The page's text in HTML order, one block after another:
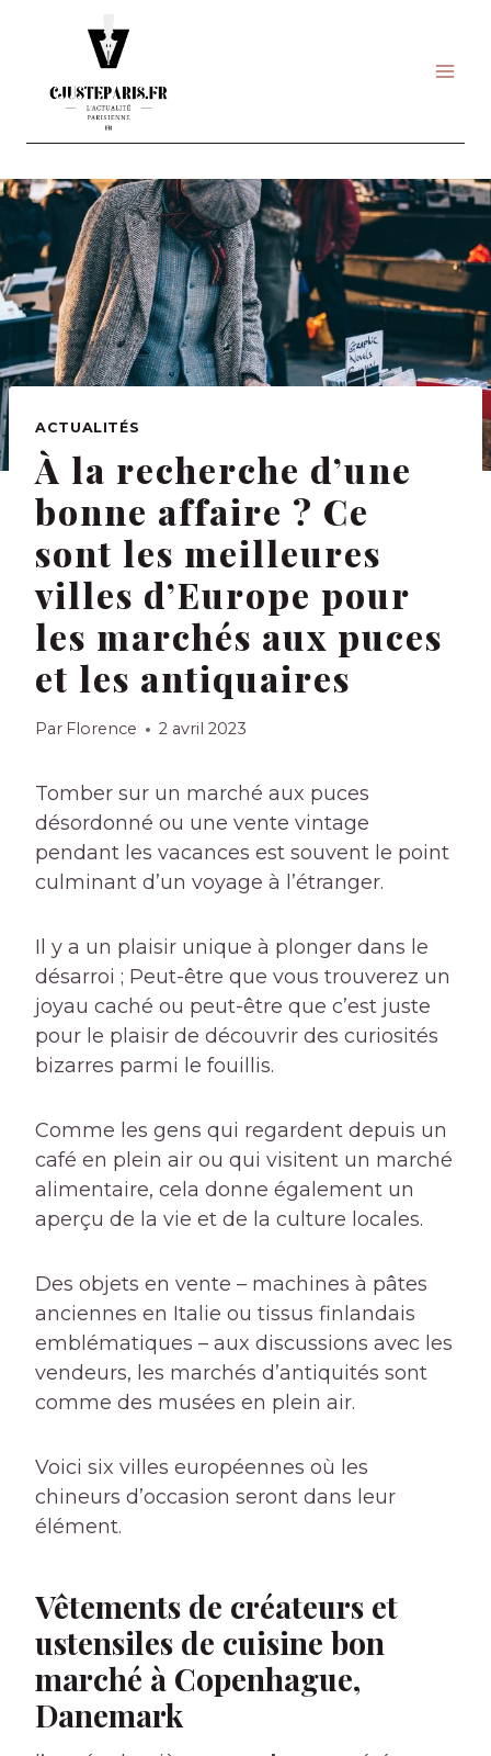
ACTUALITÉS
À la recherche d’une
bonne affaire ? Ce
sont les meilleures
villes d’Europe pour
les marchés aux puces
et les antiquaires
Par Florence 2 avril 2023
Tomber sur un marché aux puces
désordonné ou une vente vintage
pendant les vacances est souvent le point
culminant d’un voyage à l’étranger.
Il y a un plaisir unique à plonger dans le
désarroi ; Peut-être que vous trouverez un
joyau caché ou peut-être que c’est juste
pour le plaisir de découvrir des curiosités
bizarres parmi le fouillis.
Comme les gens qui regardent depuis un
café en plein air ou qui visitent un marché
alimentaire, cela donne également un
aperçu de la vie et de la culture locales.
Des objets en vente – machines à pâtes
anciennes en Italie ou tissus finlandais
emblématiques – aux discussions avec les
vendeurs, les marchés d’antiquités sont
comme des musées en plein air.
Voici six villes européennes où les
chineurs d’occasion seront dans leur
élément.
Vêtements de créateurs et
ustensiles de cuisine bon
marché à Copenhague,
Danemark